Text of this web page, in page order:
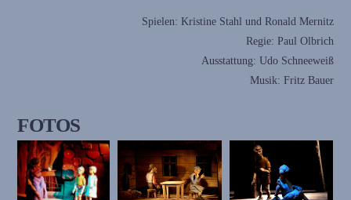
Spielen: Kristine Stahl und Ronald Mernitz
Regie: Paul Olbrich
Ausstattung: Udo Schneeweiß
Musik: Fritz Bauer
FOTOS